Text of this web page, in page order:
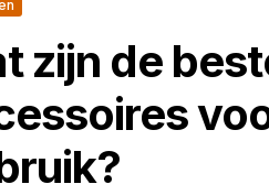
zijn de